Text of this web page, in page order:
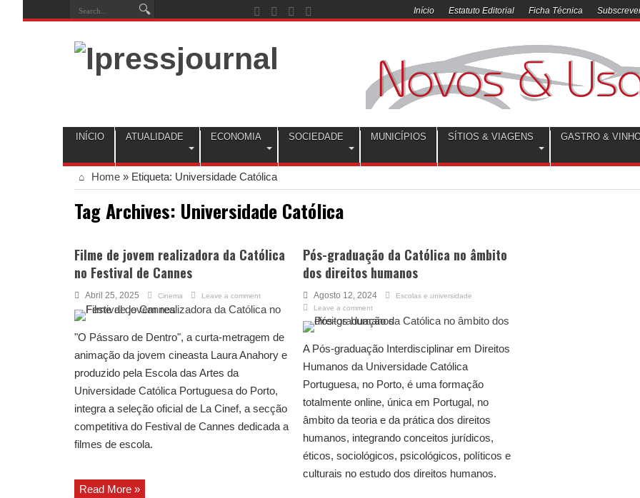
Início Estatuto Editorial Ficha Técnica
INÍCIO ATUALIDADE ECONOMIA SOCIEDADE MUNICÍPIOS SÍTIOS & VIAGENS GASTRO &
Home » Etiqueta: Universidade Católica
Tag Archives: Universidade Católica
Filme de jovem realizadora da Católica
no Festival de Cannes
Abril 25, 2025 Cinema Leave a comment
"O Pássaro de Dentro", a curta-metragem de
animação da jovem cineasta Laura Anahory e
produzido pela Escola das Artes da
Universidade Católica Portuguesa do Porto,
integra a seleção oficial de La Cinef, a secção
competitiva do Festival de Cannes dedicada a
filmes de escola.
Read More »
Pós-graduação da Católica no âmbito
dos direitos humanos
Agosto 12, 2024
Escolas e universidade
Leave a comment
A Pós-graduação Interdisciplinar em Direitos
Humanos da Universidade Católica
Portuguesa, no Porto, é uma formação
totalmente online, única em Portugal, no
âmbito da teoria e da prática dos direitos
humanos, integrando conceitos jurídicos,
éticos, sociológicos, psicológicos, políticos e
culturais no estudo dos direitos humanos.